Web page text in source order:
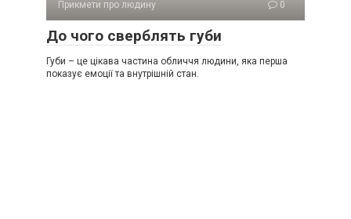
Прикмети про людину 0
До чого сверблять губи
Губи – це цікава частина обличчя людини, яка перша
показує емоції та внутрішній стан.